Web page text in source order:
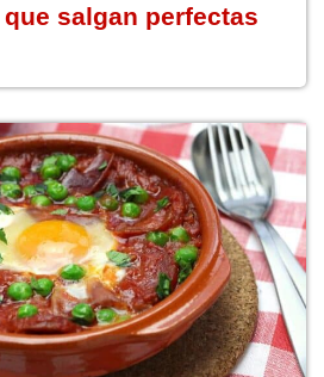
salgan perfectas